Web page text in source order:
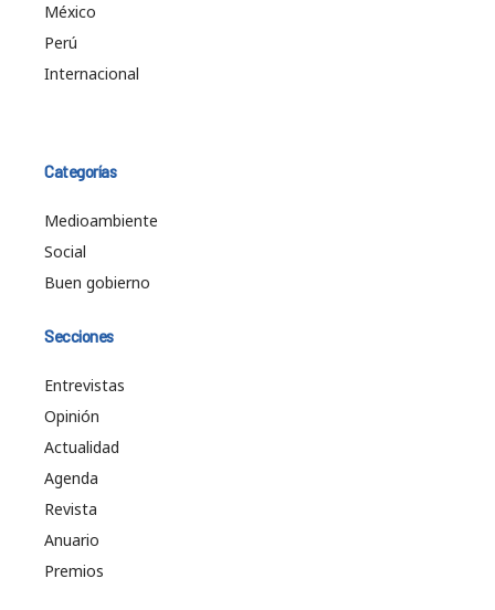
México
Perú
Internacional
Categorías
Medioambiente
Social
Buen gobierno
Secciones
Entrevistas
Opinión
Actualidad
Agenda
Revista
Anuario
Premios